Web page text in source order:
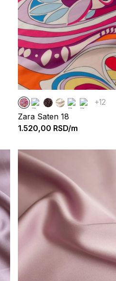
+12
Zara Saten 18
1.520,00 RSD/m